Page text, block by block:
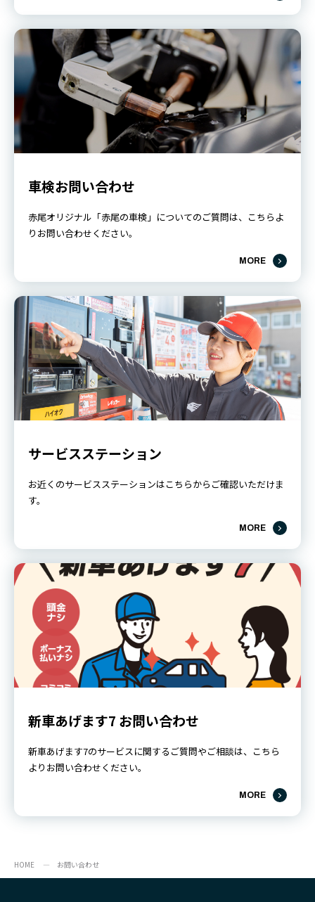
車検お問い合わせ
赤尾オリジナル「赤尾の車検」についてのご質問は、こちらよ
りお問い合わせください。
MORE
サービスステーション
お近くのサービスステーションはこちらからご確認いただけま
す。
MORE
新車あげます7 お問い合わせ
新車あげます7のサービスに関するご質問やご相談は、こちら
よりお問い合わせください。
MORE
HOME お問い合わせ